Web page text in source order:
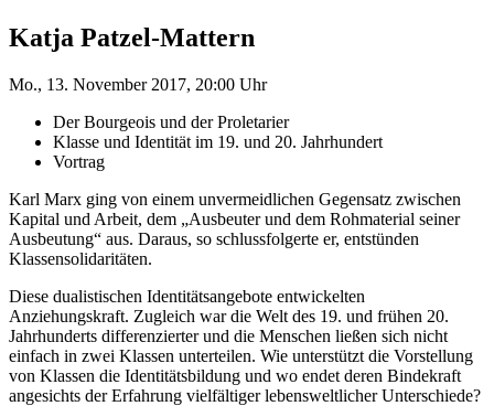
Katja Patzel-Mattern
Mo., 13. November 2017, 20:00 Uhr
Der Bourgeois und der Proletarier
Klasse und Identität im 19. und 20. Jahrhundert
Vortrag
Karl Marx ging von einem unvermeidlichen Gegensatz zwischen
Kapital und Arbeit, dem „Ausbeuter und dem Rohmaterial seiner
Ausbeutung“ aus. Daraus, so schlussfolgerte er, entstünden
Klassensolidaritäten.
Diese dualistischen Identitätsangebote entwickelten
Anziehungskraft. Zugleich war die Welt des 19. und frühen 20.
Jahrhunderts differenzierter und die Menschen ließen sich nicht
einfach in zwei Klassen unterteilen. Wie unterstützt die Vorstellung
von Klassen die Identitätsbildung und wo endet deren Bindekraft
angesichts der Erfahrung vielfältiger lebensweltlicher Unterschiede?